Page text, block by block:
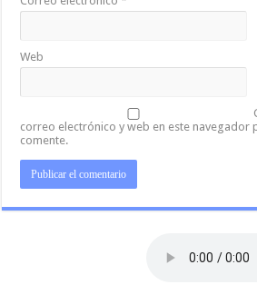
Web
correo electrónico y web en este navegador
comente.